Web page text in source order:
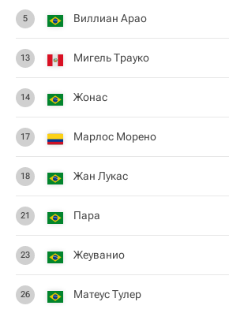
5 Виллиан Арао
13 Мигель Трауко
14 Жонас
17 Марлос Морено
18 Жан Лукас
21 Пара
23 Жеуванио
26 Матеус Тулер